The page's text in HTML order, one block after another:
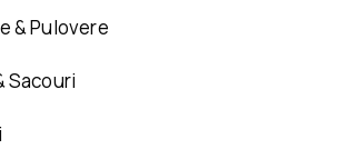
& Pulovere
Sacouri